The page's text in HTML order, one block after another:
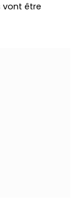
vont être